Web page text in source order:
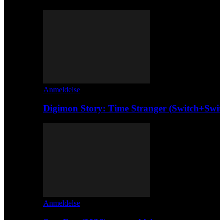
Anmeldelse
Digimon Story: Time Stranger
Anmeldelse